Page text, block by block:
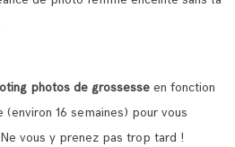
photos de grossesse en fonction
16 semaines) pour vous
vous y prenez pas trop tard !